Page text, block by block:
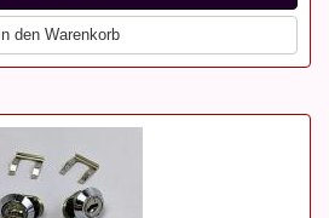
In den Warenkorb